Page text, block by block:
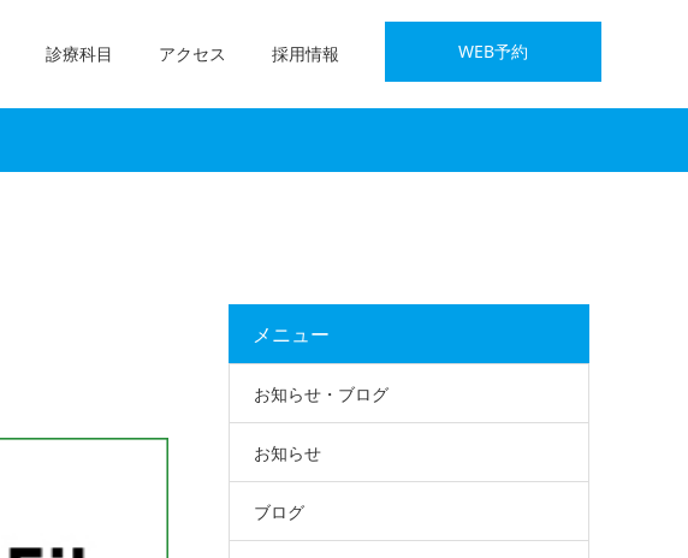
WEB予約
診療科目 アクセス 採用情報
メニュー
お知らせ・ブログ
お知らせ
ブログ